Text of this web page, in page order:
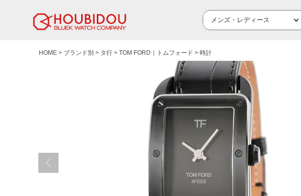
HOME ブランド別 タ行 TOM FORD｜トムフォード 時計